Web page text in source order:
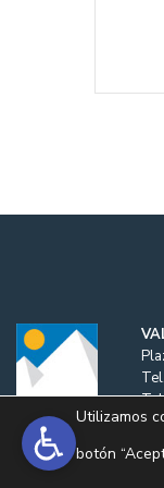
Utilizamos
botón